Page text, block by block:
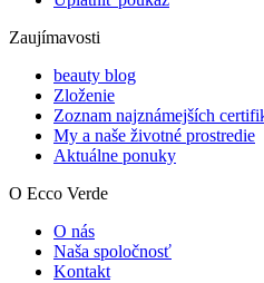
Zaujímavosti
beauty blog
Zloženie
Zoznam najznámejších
My a naše životné prostredie
Aktuálne ponuky
O Ecco Verde
O nás
Naša spoločnosť
Kontakt